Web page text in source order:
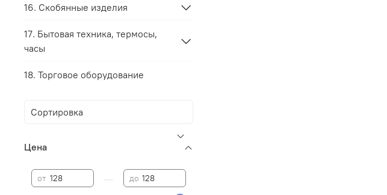
16. Скобянные изделия
17. Бытовая техника, термосы,
часы
18. Торговое оборудование
Цена
от до